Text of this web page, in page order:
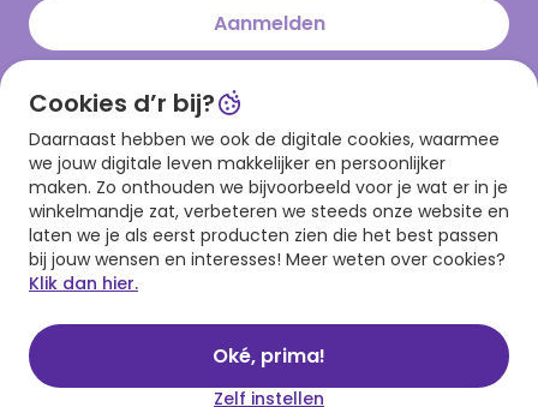
Hallmark en KinderpostzegelsAanmelden
Download onze app
Cookies d’r bij?
Daarnaast hebben we ook de digitale cookies, waarmee
we jouw digitale leven makkelijker en persoonlijker
maken. Zo onthouden we bijvoorbeeld voor je wat er in je
winkelmandje zat, verbeteren we steeds onze website en
laten we je als eerst producten zien die het best passen
bij jouw wensen en interesses! Meer weten over cookies?
Klik dan hier.
Oké, prima!
Zelf instellen